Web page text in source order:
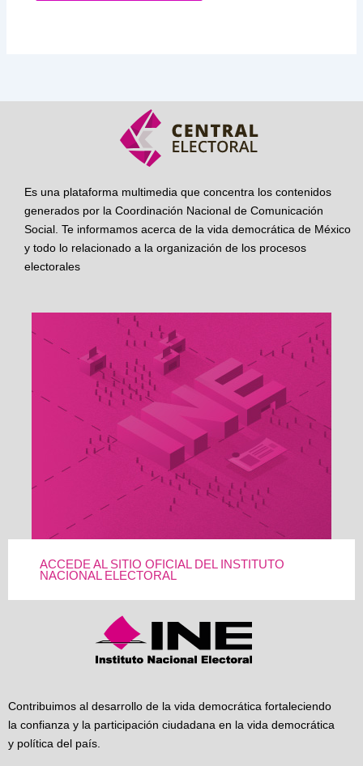
Es una plataforma multimedia que concentra los contenidos
generados por la Coordinación Nacional de Comunicación
Social. Te informamos acerca de la vida democrática de México
y todo lo relacionado a la organización de los procesos
electorales
ACCEDE AL SITIO OFICIAL DEL INSTITUTO
NACIONAL ELECTORAL
Contribuimos al desarrollo de la vida democrática fortaleciendo
la confianza y la participación ciudadana en la vida democrática
y política del país.